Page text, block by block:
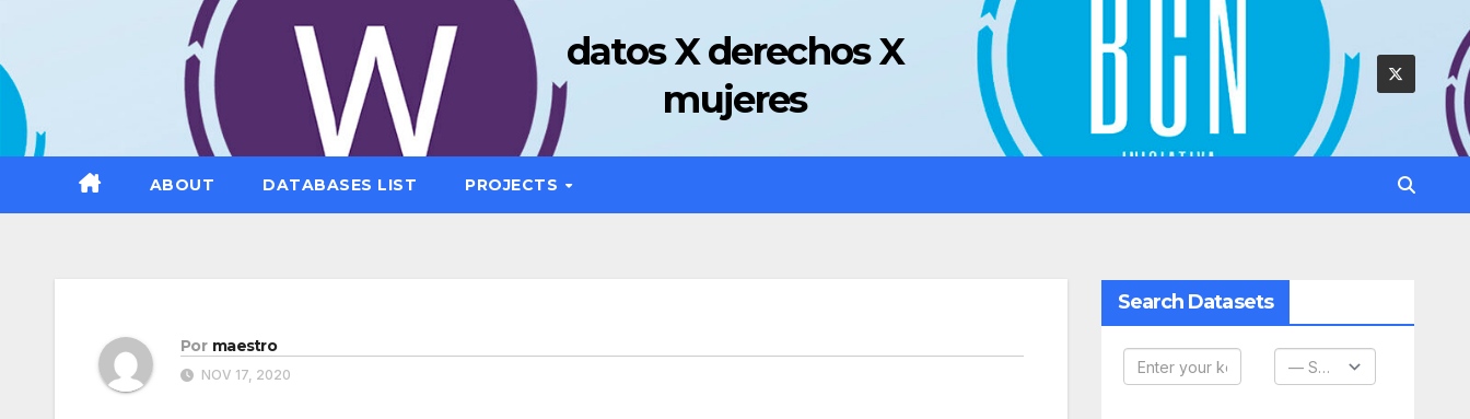
contenido
datos X derechos X
mujeres
ABOUT DATABASES LIST PROJECTS
Por maestro
NOV 17, 2020
Search Datasets